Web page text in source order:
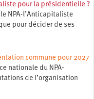
pour la présidentielle ?
NPA-l’Anticapitaliste
pour décider de ses
commune pour 2027
nationale du NPA-
de l’organisation